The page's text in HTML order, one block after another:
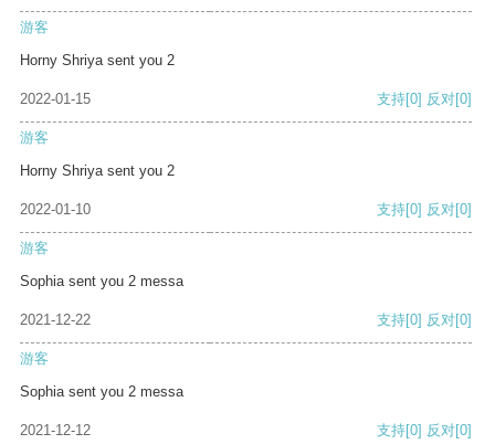
游客
Horny Shriya sent you 2
2022-01-15 支持[0] 反对[0]
游客
Horny Shriya sent you 2
2022-01-10 支持[0] 反对[0]
游客
Sophia sent you 2 messa
2021-12-22 支持[0] 反对[0]
游客
Sophia sent you 2 messa
2021-12-12 支持[0] 反对[0]